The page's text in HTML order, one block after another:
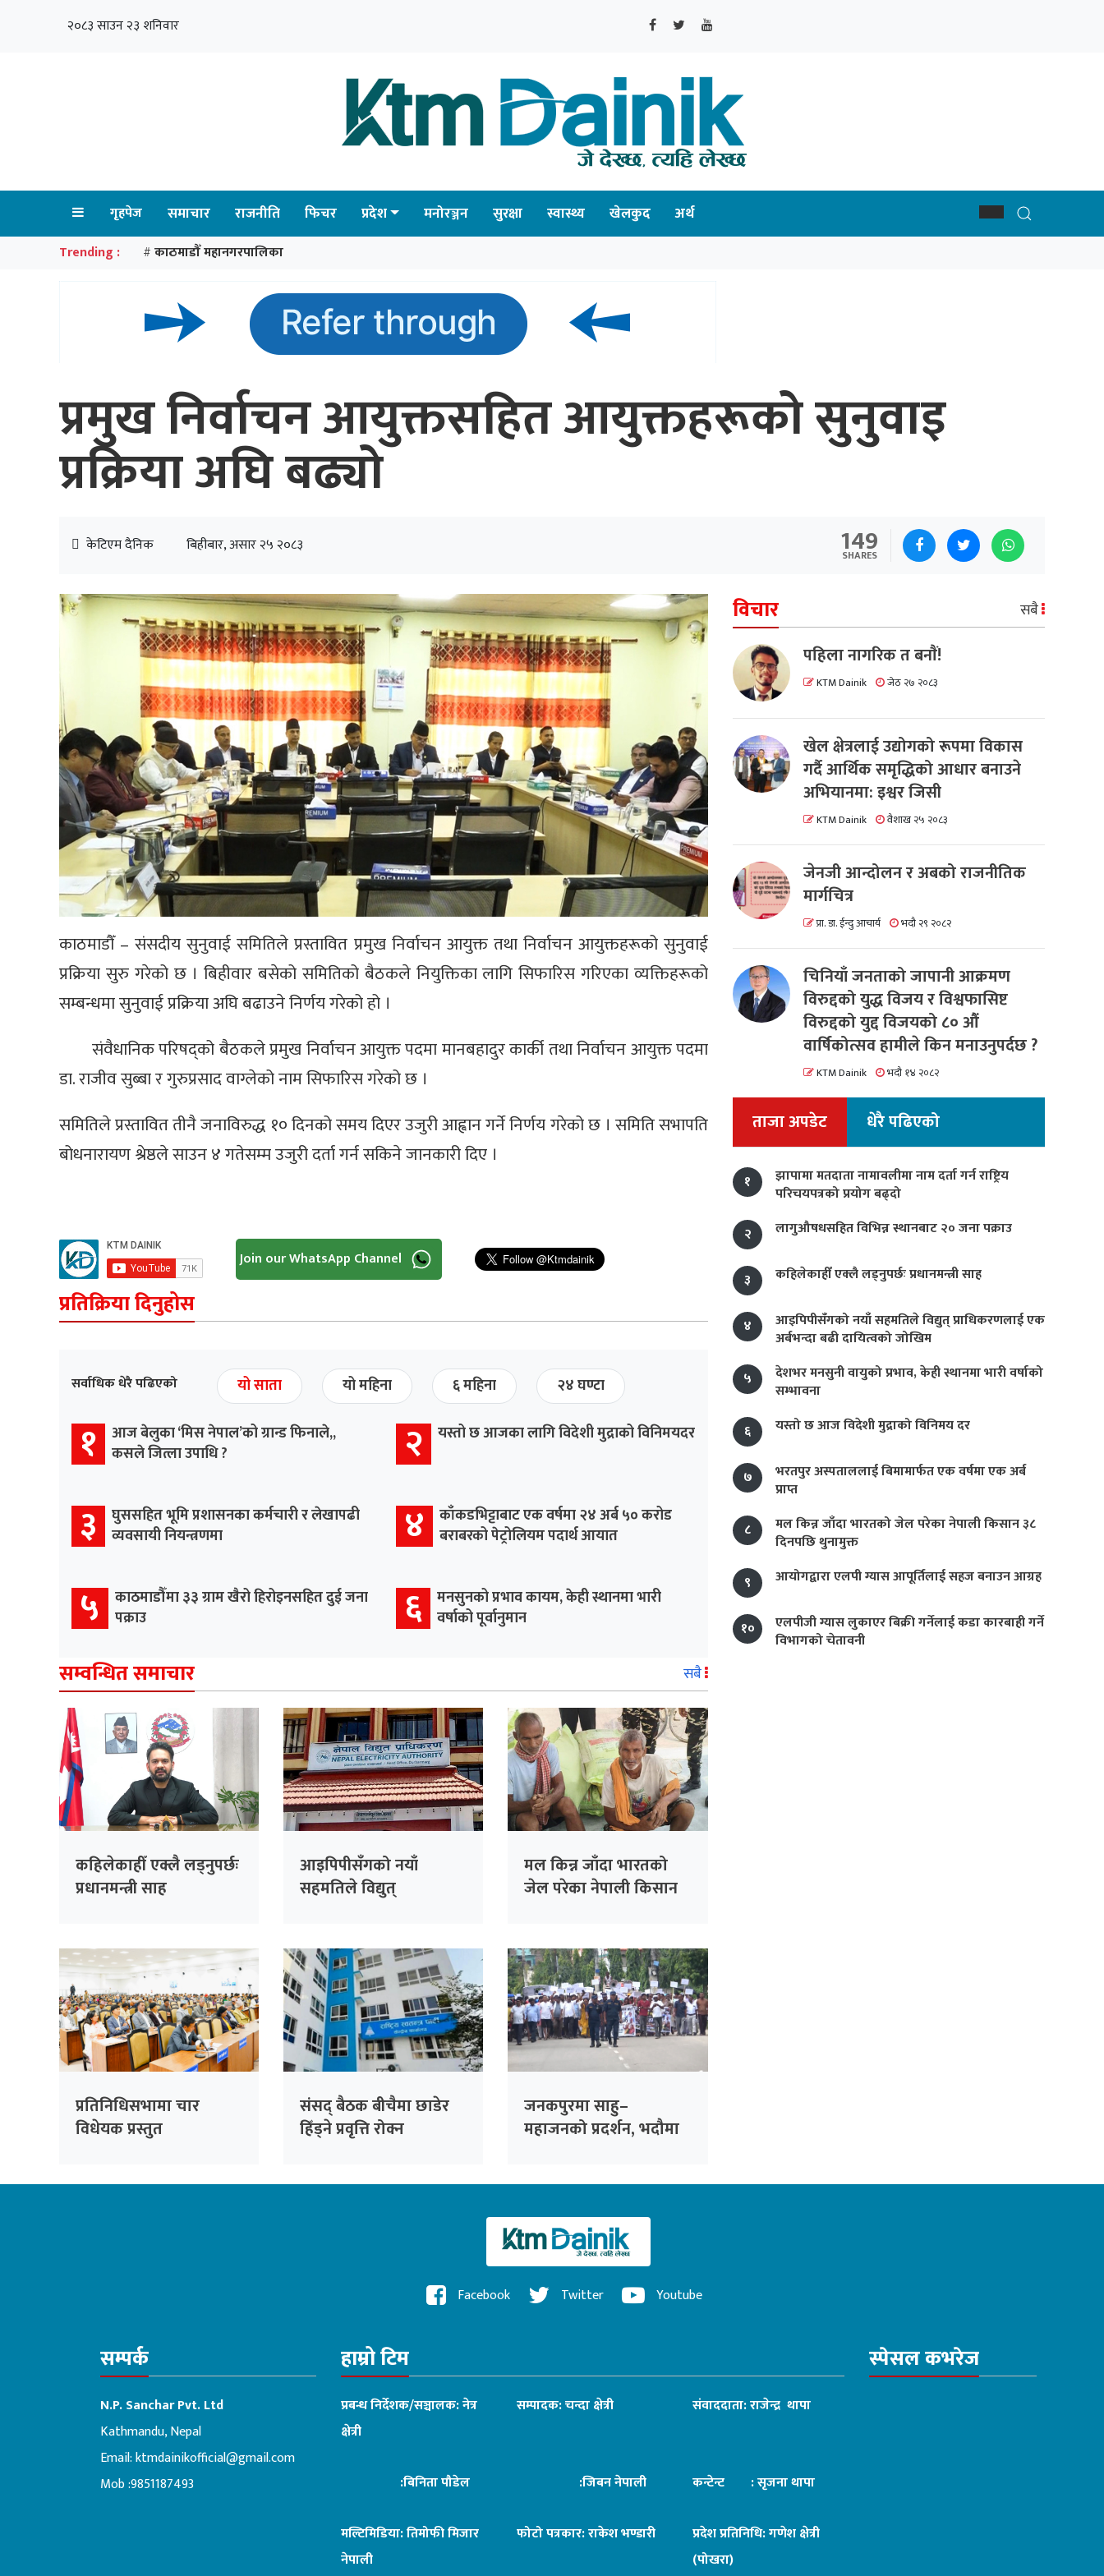
२०८३ साउन २३ शनिवार
गृहपेज समाचार राजनीति फिचर प्रदेश मनोरञ्जन सुरक्षा स्वास्थ्य खेलकुद अर्थ
Trending : # काठमाडौँ महानगरपालिका
प्रमुख निर्वाचन आयुक्तसहित आयुक्तहरूको सुनुवाइ
प्रक्रिया अघि बढ्यो
केटिएम दैनिक बिहीबार, असार २५ २०८३ 149
SHARES
काठमाडौँ – संसदीय सुनुवाई समितिले प्रस्तावित प्रमुख निर्वाचन आयुक्त तथा निर्वाचन आयुक्तहरूको सुनुवाई
प्रक्रिया सुरु गरेको छ । बिहीवार बसेको समितिको बैठकले नियुक्तिका लागि सिफारिस गरिएका व्यक्तिहरूको
सम्बन्धमा सुनुवाई प्रक्रिया अघि बढाउने निर्णय गरेको हो ।
संवैधानिक परिषद्को बैठकले प्रमुख निर्वाचन आयुक्त पदमा मानबहादुर कार्की तथा निर्वाचन आयुक्त पदमा
डा. राजीव सुब्बा र गुरुप्रसाद वाग्लेको नाम सिफारिस गरेको छ ।
समितिले प्रस्तावित तीनै जनाविरुद्ध १० दिनको समय दिएर उजुरी आह्वान गर्ने निर्णय गरेको छ । समिति सभापति
बोधनारायण श्रेष्ठले साउन ४ गतेसम्म उजुरी दर्ता गर्न सकिने जानकारी दिए ।
Join our WhatsApp Channel
प्रतिक्रिया दिनुहोस
सर्वाधिक धेरै पढिएको यो साता यो महिना ६ महिना २४ घण्टा
१
आज बेलुका ‘मिस नेपाल’को ग्रान्ड फिनाले,,
कसले जित्ला उपाधि ?
२ यस्तो छ आजका लागि विदेशी मुद्राको विनिमयदर
३
घुससहित भूमि प्रशासनका कर्मचारी र लेखापढी
व्यवसायी नियन्त्रणमा
४
काँकडभिट्टाबाट एक वर्षमा २४ अर्ब ५० करोड
बराबरको पेट्रोलियम पदार्थ आयात
५
काठमाडौँमा ३३ ग्राम खैरो हिरोइनसहित दुई जना
पक्राउ
६ मनसुनको प्रभाव कायम, केही स्थानमा भारी
वर्षाको पूर्वानुमान
सम्वन्धित समाचार सबै
कहिलेकाहीँ एक्लै लड्नुपर्छः
प्रधानमन्त्री साह
आइपिपीसँगको नयाँ
सहमतिले विद्युत्
जोखिम
मल किन्न जाँदा भारतको
जेल परेका नेपाली किसान
प्रतिनिधिसभामा चार
विधेयक प्रस्तुत
संसद् बैठक बीचैमा छाडेर
हिँड्ने प्रवृत्ति रोक्न
जनकपुरमा साहु–
महाजनको प्रदर्शन, भदौमा
विचार सबै
पहिला नागरिक त बनाैं!
KTM Dainik जेठ २७ २०८३
खेल क्षेत्रलाई उद्योगको रूपमा विकास
गर्दै आर्थिक समृद्धिको आधार बनाउने
अभियानमा: इश्वर जिसी
KTM Dainik वैशाख २५ २०८३
जेनजी आन्दोलन र अबको राजनीतिक
मार्गचित्र
प्रा. डा. ईन्दु आचार्य भदौ २९ २०८२
चिनियाँ जनताको जापानी आक्रमण
विरुद्दको युद्ध विजय र विश्वफासिष्ट
विरुद्दको युद्द विजयको ८० औं
वार्षिकोत्सव हामीले किन मनाउनुपर्दछ ?
KTM Dainik भदौ १४ २०८२
ताजा अपडेट धेरै पढिएको
१
झापामा मतदाता नामावलीमा नाम दर्ता गर्न राष्ट्रिय
परिचयपत्रको प्रयोग बढ्दो
२
लागुऔषधसहित विभिन्न स्थानबाट २० जना पक्राउ
३ कहिलेकाहीँ एक्लै लड्नुपर्छः प्रधानमन्त्री साह
४
आइपिपीसँगको नयाँ सहमतिले विद्युत् प्राधिकरणलाई एक
अर्बभन्दा बढी दायित्वको जोखिम
५
देशभर मनसुनी वायुको प्रभाव, केही स्थानमा भारी वर्षाको
सम्भावना
६
यस्तो छ आज विदेशी मुद्राको विनिमय दर
७
भरतपुर अस्पताललाई बिमामार्फत एक वर्षमा एक अर्ब
प्राप्त
८
मल किन्न जाँदा भारतको जेल परेका नेपाली किसान ३८
दिनपछि थुनामुक्त
९
आयोगद्वारा एलपी ग्यास आपूर्तिलाई सहज बनाउन आग्रह
१०
एलपीजी ग्यास लुकाएर बिक्री गर्नेलाई कडा कारबाही गर्ने
विभागको चेतावनी
Facebook Twitter Youtube
सम्पर्क
N.P. Sanchar Pvt. Ltd
Kathmandu, Nepal
Email:ktmdainikofficial@gmail.com
Mob :9851187493
हाम्रो टिम
प्रबन्ध निर्देशक/सञ्चालक: नेत्र
क्षेत्री
सम्पादक: चन्दा क्षेत्री संवाददाता: राजेन्द्र थापा
:बिनिता पौडेल :जिबन नेपाली कन्टेन्ट : सृजना थापा
मल्टिमिडिया: तिमोफी मिजार
नेपाली
फोटो पत्रकार: राकेश भण्डारी
प्रदेश प्रतिनिधि: गणेश क्षेत्री
(पोखरा)
स्पेसल कभरेज